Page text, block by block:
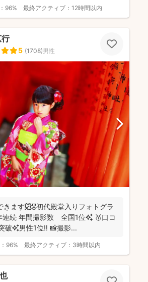
96% 最終アクティブ： 12時間以内
5 (1708)男性
きます🍁🎖初代殿堂入りフォトグラ
✨男性1位‼️ 📸撮影...
96% 最終アクティブ： 3時間以内